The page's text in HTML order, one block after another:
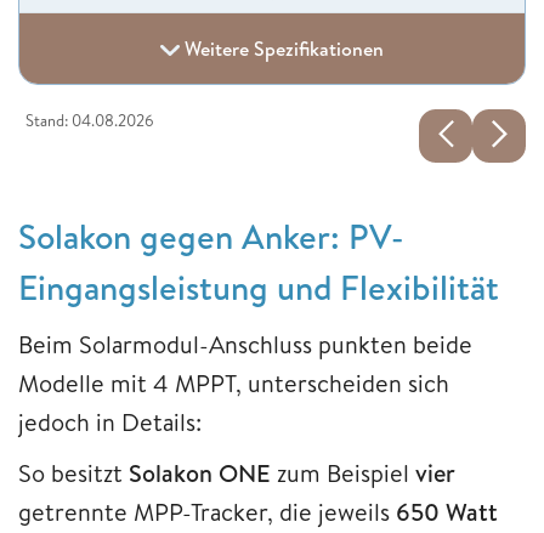
Weitere Spezifikationen
Stand: 04.08.2026
Solakon gegen Anker: PV-
Eingangsleistung und Flexibilität
Beim Solarmodul-Anschluss punkten beide
Modelle mit 4 MPPT, unterscheiden sich
jedoch in Details:
So besitzt Solakon ONE zum Beispiel vier
getrennte MPP-Tracker, die jeweils 650 Watt